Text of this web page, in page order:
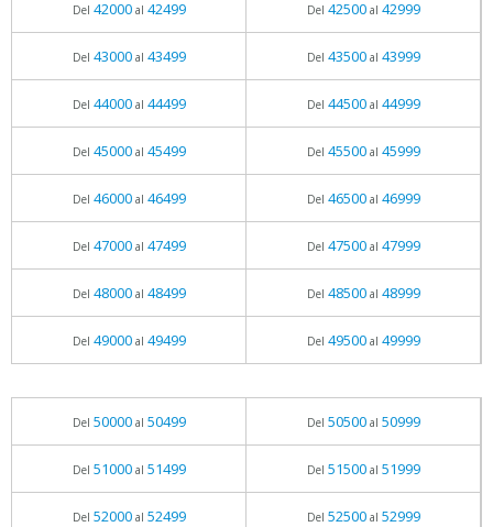
Del 42000al 42499 Del 42500al 42999
Del 43000al 43499 Del 43500al 43999
Del 44000al 44499 Del 44500al 44999
Del 45000al 45499 Del 45500al 45999
Del 46000al 46499 Del 46500al 46999
Del 47000al 47499 Del 47500al 47999
Del 48000al 48499 Del 48500al 48999
Del 49000al 49499 Del 49500al 49999
Del 50000al 50499 Del 50500al 50999
Del 51000al 51499 Del 51500al 51999
Del 52000al 52499 Del 52500al 52999